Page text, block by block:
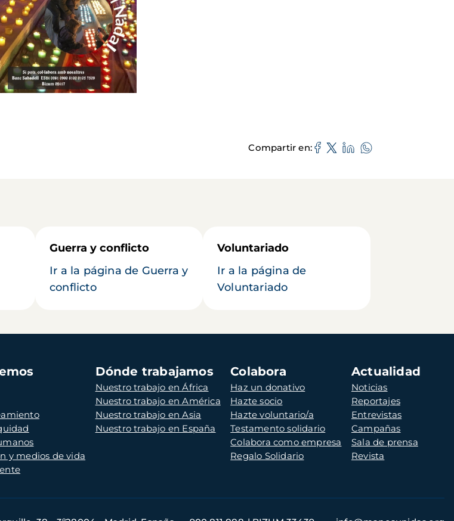
Compartir en
Guerra y conflicto
Ir a la página de Guerra y
conflicto
Voluntariado
Ir a la página de
Voluntariado
y medios de vida
Dónde trabajamos
Nuestro trabajo en África
Nuestro trabajo en América
Nuestro trabajo en Asia
Nuestro trabajo en España
Colabora
Haz un donativo
Hazte socio
Hazte voluntario/a
Testamento solidario
Colabora como empresa
Regalo Solidario
Actualidad
Noticias
Reportajes
Entrevistas
Campañas
Sala de prensa
Revista